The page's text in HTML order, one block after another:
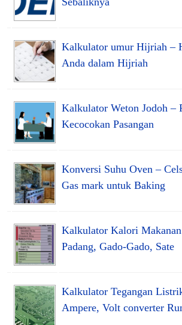
Kalkulator umur Hijriah –
Anda dalam Hijriah
Kalkulator Weton Jodoh –
Kecocokan Pasangan
Konversi Suhu Oven –
Gas mark untuk Baking
Kalkulator Kalori
Padang, Gado-Gado, Sate
Kalkulator Tegangan
Ampere, Volt converter